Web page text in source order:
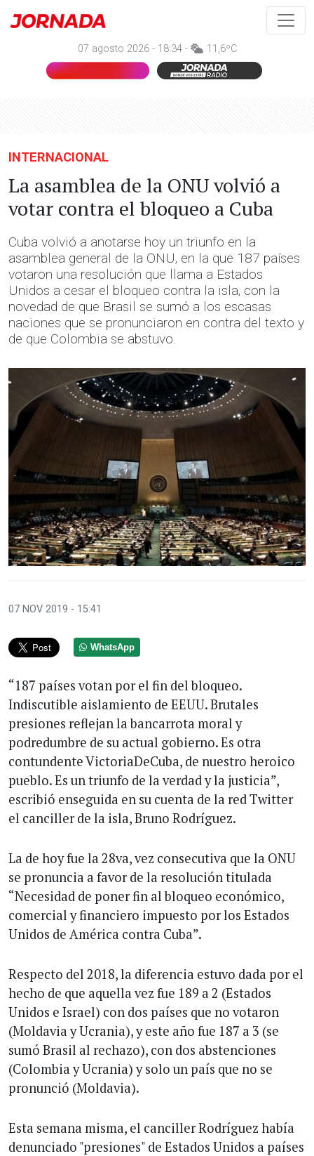
07 agosto 2026 - 18:34 - 11,6ºC
INTERNACIONAL
La asamblea de la ONU volvió a
votar contra el bloqueo a Cuba
Cuba volvió a anotarse hoy un triunfo en la
asamblea general de la ONU, en la que 187 países
votaron una resolución que llama a Estados
Unidos a cesar el bloqueo contra la isla, con la
novedad de que Brasil se sumó a los escasas
naciones que se pronunciaron en contra del texto y
de que Colombia se abstuvo.
07 NOV 2019 - 15:41
WhatsApp
“187 países votan por el fin del bloqueo.
Indiscutible aislamiento de EEUU. Brutales
presiones reflejan la bancarrota moral y
podredumbre de su actual gobierno. Es otra
contundente VictoriaDeCuba, de nuestro heroico
pueblo. Es un triunfo de la verdad y la justicia”,
escribió enseguida en su cuenta de la red Twitter
el canciller de la isla, Bruno Rodríguez.
La de hoy fue la 28va, vez consecutiva que la ONU
se pronuncia a favor de la resolución titulada
“Necesidad de poner fin al bloqueo económico,
comercial y financiero impuesto por los Estados
Unidos de América contra Cuba”.
Respecto del 2018, la diferencia estuvo dada por el
hecho de que aquella vez fue 189 a 2 (Estados
Unidos e Israel) con dos países que no votaron
(Moldavia y Ucrania), y este año fue 187 a 3 (se
sumó Brasil al rechazo), con dos abstenciones
(Colombia y Ucrania) y solo un país que no se
pronunció (Moldavia).
Esta semana misma, el canciller Rodríguez había
denunciado "presiones" de Estados Unidos a países